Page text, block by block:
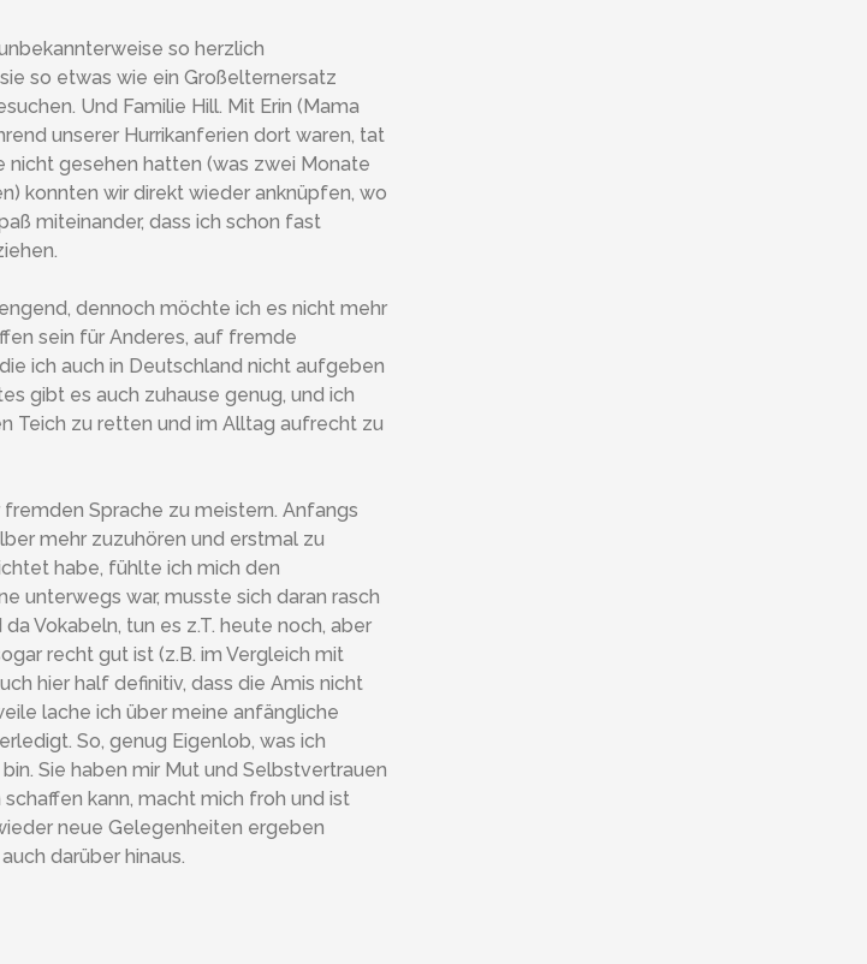
so herzlich
so etwas wie ein Großelternersatz
Und Familie Hill. Mit Erin (Mama
unserer Hurrikanferien dort waren, tat
nicht gesehen hatten (was zwei Monate
konnten wir direkt wieder anknüpfen, wo
miteinander, dass ich schon fast
dennoch möchte ich es nicht mehr
sein für Anderes, auf fremde
ich auch in Deutschland nicht aufgeben
gibt es auch zuhause genug, und ich
Teich zu retten und im Alltag aufrecht zu
Sprache zu meistern. Anfangs
mehr zuzuhören und erstmal zu
habe, fühlte ich mich den
unterwegs war, musste sich daran rasch
Vokabeln, tun es z.T. heute noch, aber
recht gut ist (z.B. im Vergleich mit
hier half definitiv, dass die Amis nicht
lache ich über meine anfängliche
So, genug Eigenlob, was ich
Sie haben mir Mut und Selbstvertrauen
kann, macht mich froh und ist
neue Gelegenheiten ergeben
darüber hinaus.